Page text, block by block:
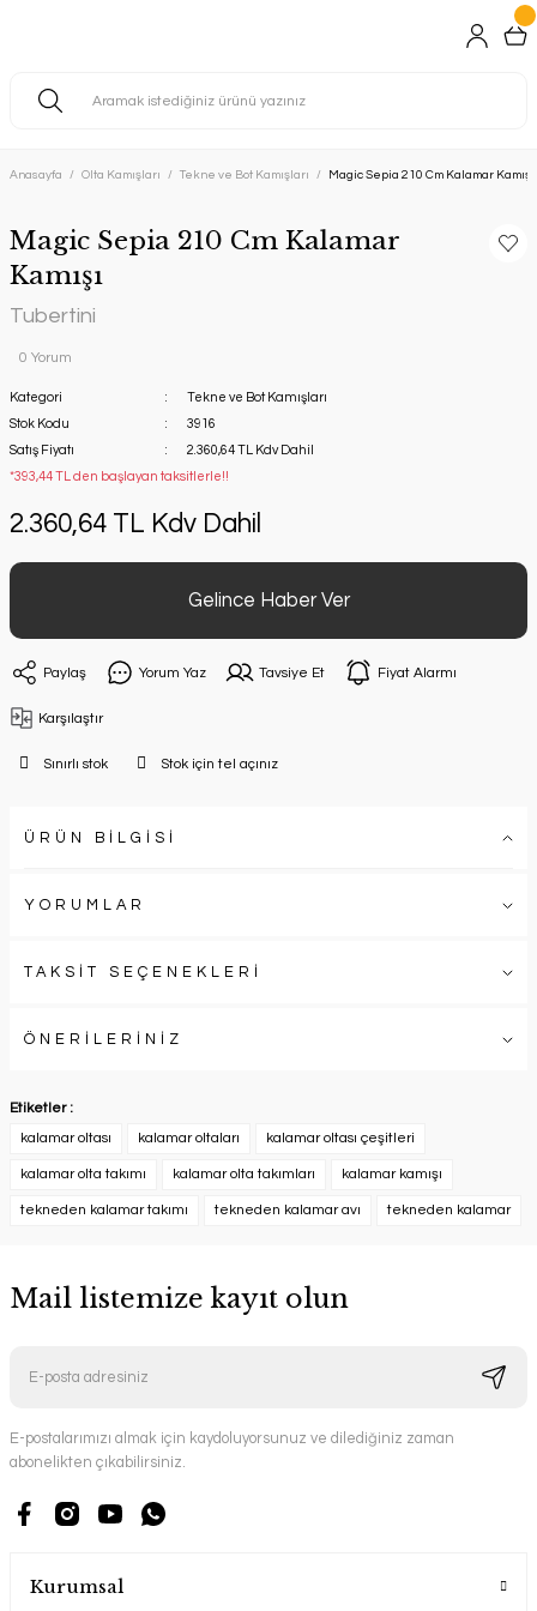
Anasayfa Olta Kamışları Tekne ve Bot Kamışları Magic Sepia 210 Cm Kalamar Kamışı
Magic Sepia 210 Cm Kalamar
Kamışı
Tubertini
0 Yorum
Kategori
Tekne ve Bot Kamışları
Stok Kodu
3916
Satış Fiyatı
2.360,64 TL Kdv Dahil
*393,44 TL den başlayan taksitlerle!!
2.360,64 TL Kdv Dahil
Gelince Haber Ver
Paylaş Yorum Yaz Tavsiye Et Fiyat Alarmı
Karşılaştır
Sınırlı stok Stok için tel açınız
ÜRÜN BİLGİSİ
YORUMLAR
TAKSİT SEÇENEKLERİ
ÖNERİLERİNİZ
Etiketler :
kalamar oltası
kalamar oltaları kalamar oltası çeşitleri
kalamar olta takımı kalamar olta takımları kalamar kamışı
tekneden kalamar takımı tekneden kalamar avı tekneden kalamar
Mail listemize kayıt olun
E-postalarımızı almak için kaydoluyorsunuz ve dilediğiniz zaman
abonelikten çıkabilirsiniz.
Kurumsal